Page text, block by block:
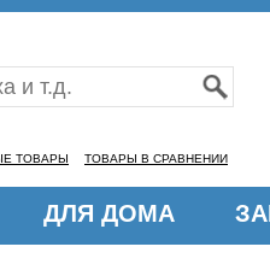
ТОВАРЫ ТОВАРЫ В СРАВНЕНИИ
ДЛЯ ДОМА